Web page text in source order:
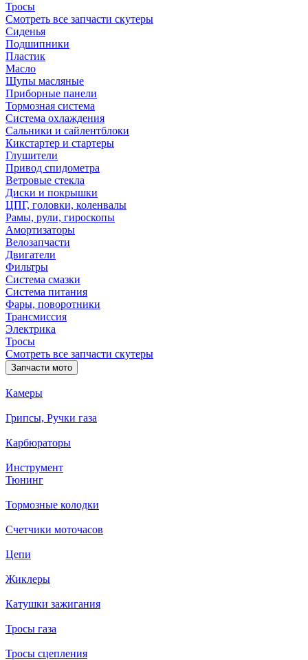
Тросы
Смотреть все запчасти скутеры
Сиденья
Подшипники
Пластик
Масло
Щупы масляные
Приборные панели
Тормозная система
Система охлаждения
Сальники и сайлентблоки
Кикстартер и стартеры
Глушители
Привод спидометра
Ветровые стекла
Диски и покрышки
ЦПГ, головки, коленвалы
Рамы, рули, гироскопы
Амортизаторы
Велозапчасти
Двигатели
Фильтры
Система смазки
Система питания
Фары, поворотники
Трансмиссия
Электрика
Тросы
Смотреть все запчасти скутеры
Запчасти мото
Камеры
Грипсы, Ручки газа
Карбюраторы
Инструмент
Тюнинг
Тормозные колодки
Счетчики моточасов
Цепи
Жиклеры
Катушки зажигания
Тросы газа
Тросы сцепления